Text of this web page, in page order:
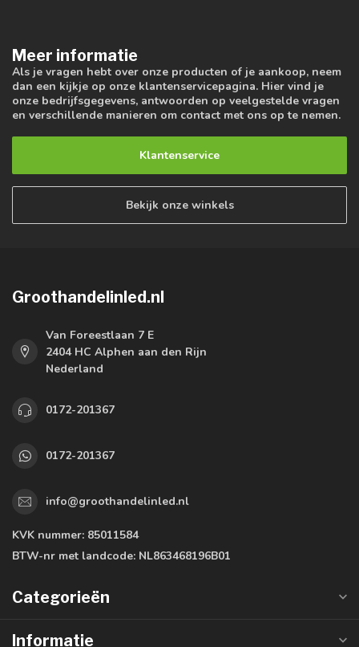
Meer informatie
Als je vragen hebt over onze producten of je aankoop, neem
dan een kijkje op onze klantenservicepagina. Hier vind je
onze bedrijfsgegevens, antwoorden op veelgestelde vragen
en verschillende manieren om contact met ons op te nemen.
Klantenservice
Bekijk onze winkels
Groothandelinled.nl
Van Foreestlaan 7 E
2404 HC Alphen aan den Rijn
Nederland
0172-201367
0172-201367
info@groothandelinled.nl
KVK nummer: 85011584
BTW-nr met landcode: NL863468196B01
Categorieën
Informatie